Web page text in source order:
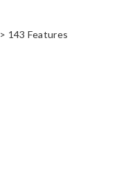
> 143 Features